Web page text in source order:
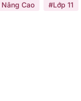
Cao #Lớp 11